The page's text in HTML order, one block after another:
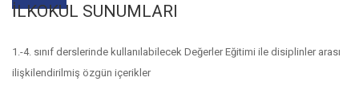
İLKOKUL SUNUMLARI
1.-4. sınıf derslerinde kullanılabilecek Değerler Eğitimi ile disiplinler arası
ilişkilendirilmiş özgün içerikler